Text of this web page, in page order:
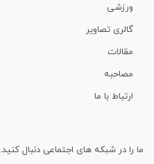
ورزشی
گالری تصاویر
مقالات
مصاحبه
ارتباط با ما
ما را در شبکه های اجتماعی دنبال کنید.